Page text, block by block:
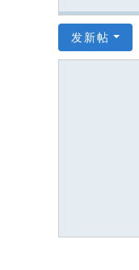
发新帖